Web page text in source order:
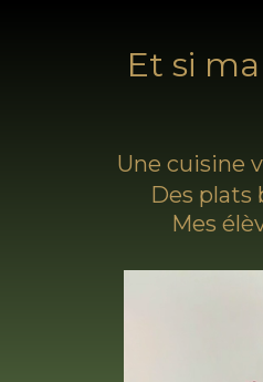
Et si
Une cuisine
Des plats
Mes